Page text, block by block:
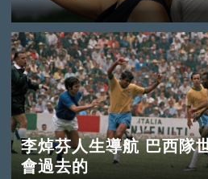
李焯芬人生導航 巴西隊
會過去的